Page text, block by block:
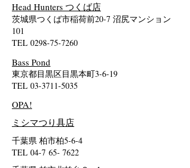
Head Hunters つくば店
​茨城県つくば市稲荷前20-7 沼尻マンション
101
TEL 0298-75-7260
Bass Pond
東京都目黒区目黒本町3-6-19
TEL 03-3711-5035
OPA!
​ミシマつり具店
千葉県 柏市柏5-6-4
TEL 04-7 65- 7622